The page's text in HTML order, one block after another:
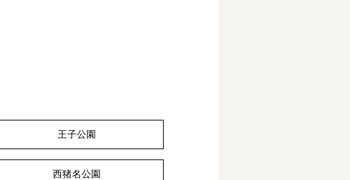
王子公園
西猪名公園